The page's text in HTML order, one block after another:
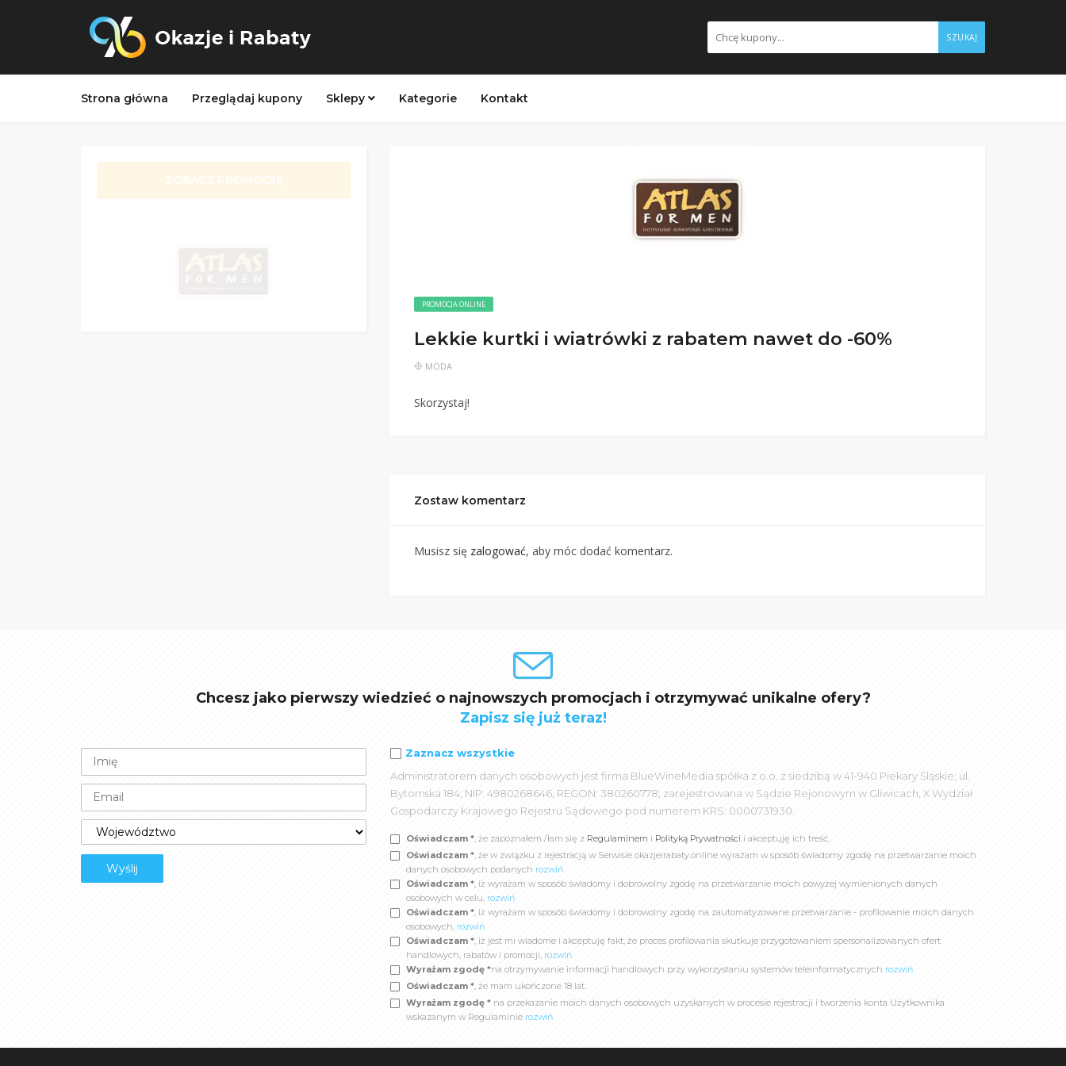
SZUKAJ
Strona główna Przeglądaj kupony Sklepy Kategorie Kontakt
ZOBACZ PROMOCJĘ
PROMOCJA ONLINE
Lekkie kurtki i wiatrówki z rabatem nawet do -60%
MODA
Skorzystaj!
Zostaw komentarz
Musisz się zalogować, aby móc dodać komentarz.
Chcesz jako pierwszy wiedzieć o najnowszych promocjach i otrzymywać unikalne ofery?
Zapisz się już teraz!
Zaznacz wszystkie
Administratorem danych osobowych jest firma BlueWineMedia spółka z o.o. z siedzibą w 41-940 Piekary Śląskie; ul.
Bytomska 184; NIP: 4980268646, REGON: 380260778; zarejestrowana w Sądzie Rejonowym w Gliwicach, X Wydział
Gospodarczy Krajowego Rejestru Sądowego pod numerem KRS: 0000731930.
Oświadczam *, że zapoznałem /łam się z Regulaminem i Polityką Prywatności i akceptuję ich treść.
Oświadczam *, że w związku z rejestracją w Serwisie okazjeirabaty.online wyrażam w sposób świadomy zgodę na przetwarzanie moich
danych osobowych podanych rozwiń
Oświadczam *, iż wyrażam w sposób świadomy i dobrowolny zgodę na przetwarzanie moich powyżej wymienionych danych
osobowych w celu, rozwiń
Oświadczam *, iż wyrażam w sposób świadomy i dobrowolny zgodę na zautomatyzowane przetwarzanie - profilowanie moich danych
osobowych, rozwiń
Oświadczam *, iż jest mi wiadome i akceptuję fakt, że proces profilowania skutkuje przygotowaniem spersonalizowanych ofert
handlowych, rabatów i promocji, rozwiń
Wyrażam zgodę *na otrzymywanie informacji handlowych przy wykorzystaniu systemów teleinformatycznych rozwiń
Oświadczam *, że mam ukończone 18 lat.
Wyrażam zgodę * na przekazanie moich danych osobowych uzyskanych w procesie rejestracji i tworzenia konta Użytkownika
wskazanym w Regulaminie rozwiń